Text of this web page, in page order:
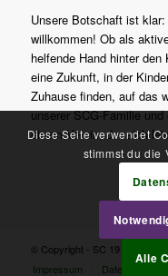
Unsere Botschaft ist
willkommen! Ob als
helfende Hand hinter
eine Zukunft, in der
Zuhause finden, auf das
unserer SCG-Familie
einem Verein, der sich
© Copyright - SC 1910
Impressum
Diese Seite verwendet
stimmst du die
Alle